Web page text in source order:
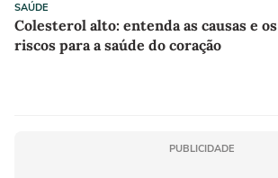
SAÚDE
Colesterol alto: entenda as causas e os
riscos para a saúde do coração
PUBLICIDADE